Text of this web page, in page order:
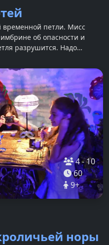
петли. Мисс
об опасности и
разрушится. Надо
4-10
60
9+
норы